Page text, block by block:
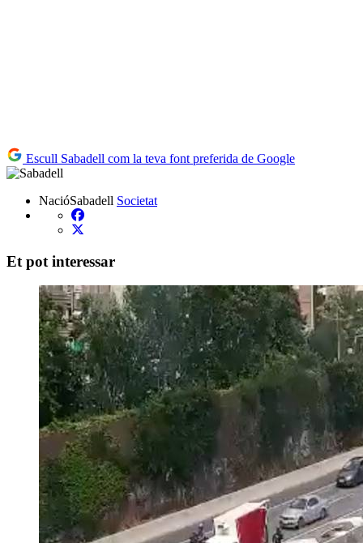
Escull Sabadell com la teva font preferida de Google
NacióSabadell Societat
Et pot interessar